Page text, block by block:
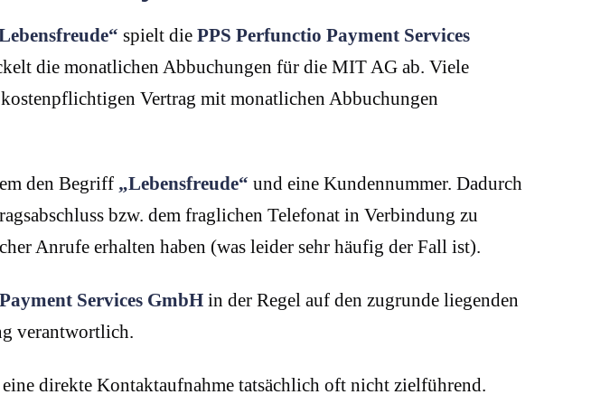
spielt die PPS Perfunctio Payment Services
die monatlichen Abbuchungen für die MIT AG ab. Viele
Vertrag mit monatlichen Abbuchungen
den Begriff „Lebensfreude“ und eine Kundennummer. Dadurch
bzw. dem fraglichen Telefonat in Verbindung zu
Anrufe erhalten haben (was leider sehr häufig der Fall ist).
Services GmbH in der Regel auf den zugrunde liegenden
verantwortlich.
direkte Kontaktaufnahme tatsächlich oft nicht zielführend.